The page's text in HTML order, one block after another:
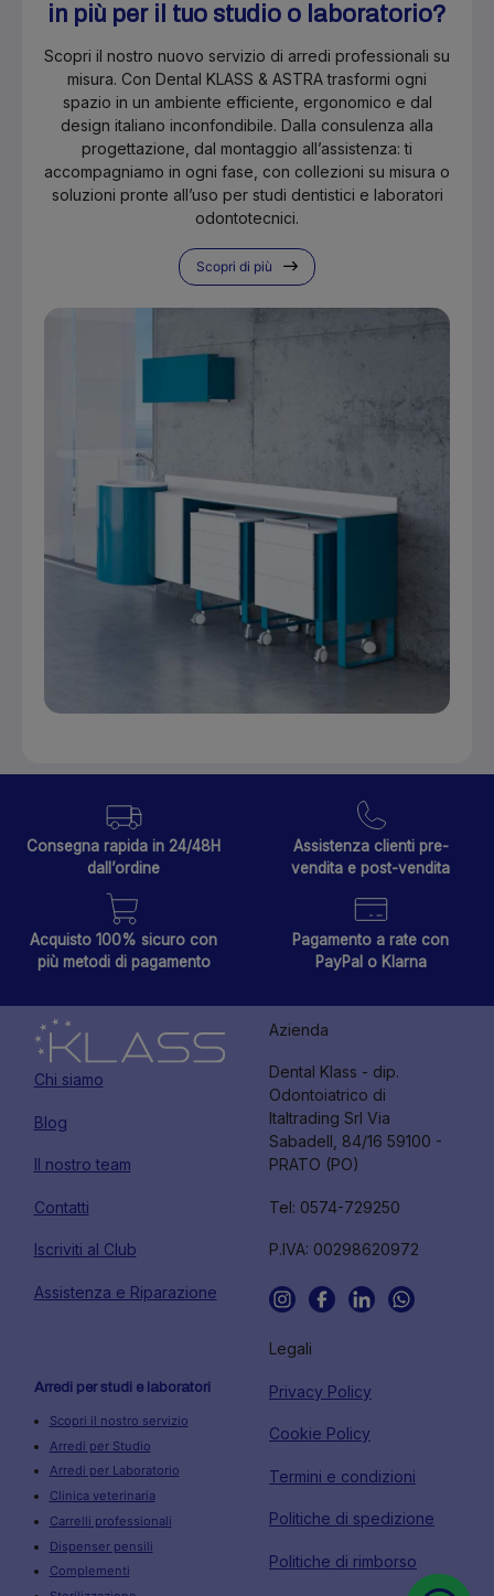
in più per il tuo studio o laboratorio?
Scopri il nostro nuovo servizio di arredi professionali su
misura. Con Dental KLASS & ASTRA trasformi ogni
spazio in un ambiente efficiente, ergonomico e dal
design italiano inconfondibile. Dalla consulenza alla
progettazione, dal montaggio all’assistenza: ti
accompagniamo in ogni fase, con collezioni su misura o
soluzioni pronte all’uso per studi dentistici e laboratori
odontotecnici.
Scopri di più
Consegna rapida in 24/48H
dall’ordine
Assistenza clienti pre-
vendita e post-vendita
Acquisto 100% sicuro con
più metodi di pagamento
Pagamento a rate con
PayPal o Klarna
Chi siamo
Blog
Il nostro team
Contatti
Iscriviti al Club
Assistenza e Riparazione
Azienda
Dental Klass - dip.
Odontoiatrico di
Italtrading Srl Via
Sabadell, 84/16 59100 -
PRATO (PO)
Tel: 0574-729250
P.IVA: 00298620972
Arredi per studi e laboratori
Scopri il nostro servizio
Arredi per Studio
Arredi per Laboratorio
Clinica veterinaria
Carrelli professionali
Dispenser pensili
Complementi
Legali
Privacy Policy
Cookie Policy
Termini e condizioni
Politiche di spedizione
Politiche di rimborso